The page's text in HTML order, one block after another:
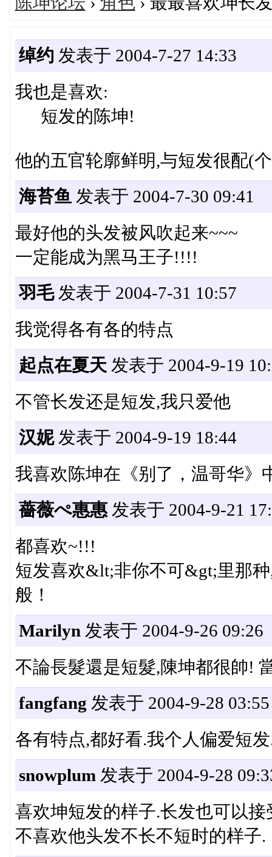
绰约 发表于 2004-7-27 14:33
我也是喜欢:
短发的陈坤!
他的五官轮廓鲜明,与短发很配(
海苔鱼 发表于 2004-7-30 09:41
最好他的头发被风吹起来~~~
一定能成为黑马王子!!!!
羽毛发表于 2004-7-31 10:57
我觉得各有各的特点
起点在夏天 发表于 2004-9-19
不管长发还是短发,我只爱他
汉妮发表于 2004-9-19 18:44
我喜欢陈坤在《别了，温哥华》
薔薇ぺ惠惠发表于 2004-9-21
都喜欢~!!!
短发喜欢&lt;非你不可&gt;里那
般！
Marilyn 发表于 2004-9-26 09:26
不論長髮還是短髮,陳坤都很帥!
fangfang 发表于 2004-9-28 03:55
各有特点,都好看.我个人偏爱短
snowplum 发表于 2004-9-28
喜欢坤短发的样子.长发也可以接
不喜欢他头发不长不短时的样子.